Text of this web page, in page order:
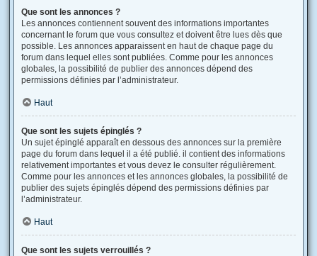
Que sont les annonces ?
Les annonces contiennent souvent des informations importantes
concernant le forum que vous consultez et doivent être lues dès que
possible. Les annonces apparaissent en haut de chaque page du
forum dans lequel elles sont publiées. Comme pour les annonces
globales, la possibilité de publier des annonces dépend des
permissions définies par l’administrateur.
Haut
Que sont les sujets épinglés ?
Un sujet épinglé apparaît en dessous des annonces sur la première
page du forum dans lequel il a été publié. il contient des informations
relativement importantes et vous devez le consulter régulièrement.
Comme pour les annonces et les annonces globales, la possibilité de
publier des sujets épinglés dépend des permissions définies par
l’administrateur.
Haut
Que sont les sujets verrouillés ?